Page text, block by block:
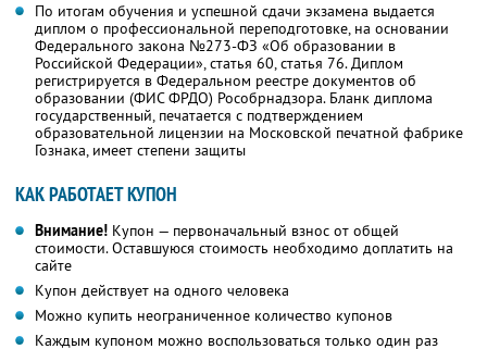
По итогам обучения и успешной сдачи экзамена выдается
диплом о профессиональной переподготовке, на основании
Федерального закона №273-ФЗ «Об образовании в
Российской Федерации», статья 60, статья 76. Диплом
регистрируется в Федеральном реестре документов об
образовании (ФИС ФРДО) Рособрнадзора. Бланк диплома
государственный, печатается с подтверждением
образовательной лицензии на Московской печатной фабрике
Гознака, имеет степени защиты
КАК РАБОТАЕТ КУПОН
Внимание! Купон — первоначальный взнос от общей
стоимости. Оставшуюся стоимость необходимо доплатить на
сайте
Купон действует на одного человека
Можно купить неограниченное количество купонов
Каждым купоном можно воспользоваться только один раз